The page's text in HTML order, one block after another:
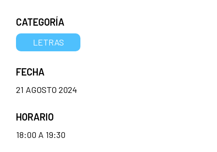
CATEGORÍA
LETRAS
FECHA
21 AGOSTO 2024
HORARIO
18:00 A 19:30